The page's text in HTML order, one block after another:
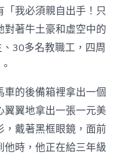
我必須親自出手！只
對著牛土豪和虛空中的
30多名教職工，四周
的後備箱裡拿出一個
翼地拿出一張一元美
戴著黑框眼鏡，面前
他時，他正在給三年級